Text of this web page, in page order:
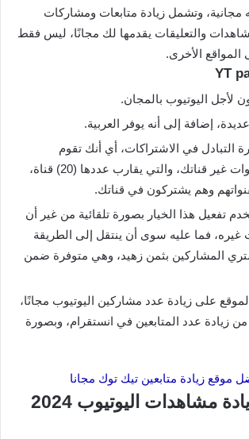
مجانية، وتشمل زيادة متابعات ومشاركات
والتعليقات يقدمها لك مجانًا، ليس فقط
الأخرى.
لأجل اليوتيوب بالمجان.
إضافة إلى أنه يوفر العربية.
التبادل في الاشتراكات، أي أنك تقوم
بالاشتراك بقنوات غير قناتك، والتي يقارب عددها (20) قناة،
وهم يشتركون في قناتك.
تفعيل هذا الخيار بصورة تلقائية من غير أن
غيره، فما عليه سوى أن ينتقل إلى الطريقة
المشاركين بثمن زهيد، وهي متوفرة ضمن
على زيادة عدد مشاركين اليوتيوب مجانًا،
زيادة عدد المتابعين في انستقرام، وبصورة
موقع زيادة متابعين تيك توك مجانا
شرح موقع زيادة مشاهدات اليوتيوب 2024